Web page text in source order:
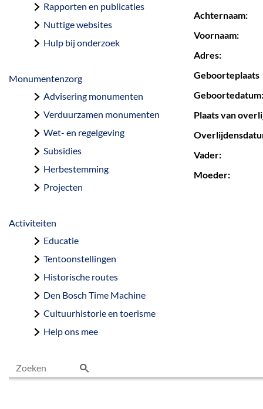
Rapporten en publicaties
Nuttige websites
Hulp bij onderzoek
Monumentenzorg
Advisering monumenten
Verduurzamen monumenten
Wet- en regelgeving
Subsidies
Herbestemming
Projecten
Activiteiten
Educatie
Tentoonstellingen
Historische routes
Den Bosch Time Machine
Cultuurhistorie en toerisme
Help ons mee
Achternaam:
Voornaam:
Adres:
Geboorteplaats
Geboortedatum:
Plaats van
Vader:
Moeder: